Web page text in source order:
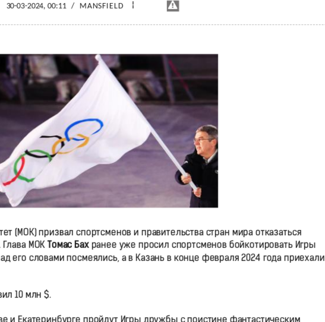
30-03-2024, 00:11 / MANSFIELD ¦
(МОК) призвал спортсменов и правительства стран мира отказаться
Глава МОК Томас Бахранее уже просил спортсменов бойкотировать Игры
его словами посмеялись, а в Казань в конце февраля 2024 года приехали
10 млн $.
и Екатеринбурге пройдут Игры дружбы с поистине фантастическим